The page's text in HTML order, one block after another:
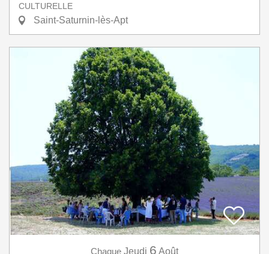
CULTURELLE
Saint-Saturnin-lès-Apt
Chaque Jeudi 6 Août